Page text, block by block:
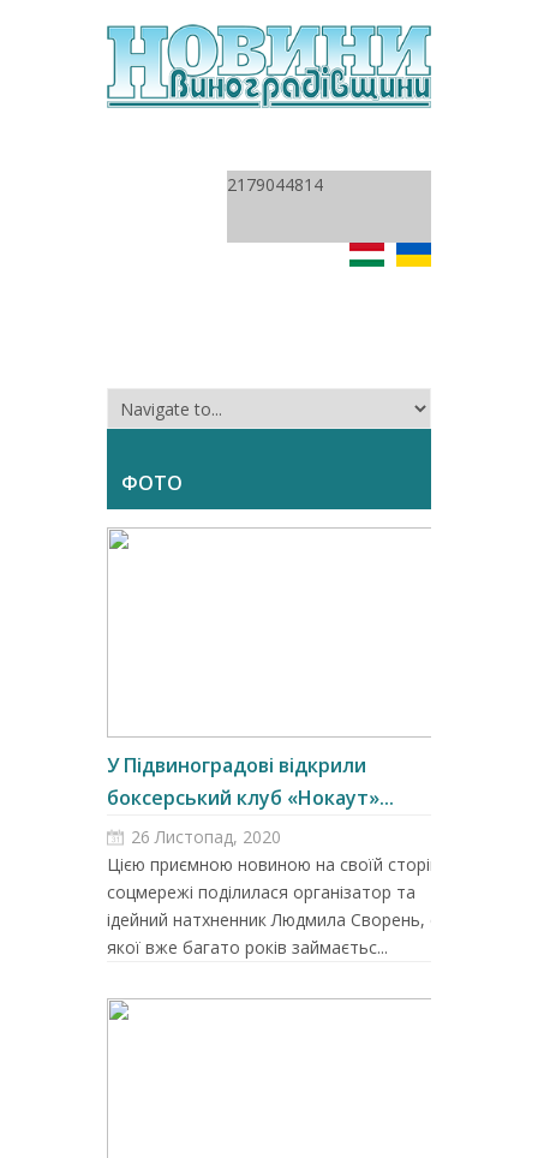
2179044814
ФОТО
У Підвиноградові відкрили
боксерський клуб «Нокаут»...
26 Листопад, 2020
Цією приємною новиною на своїй сторінці у
соцмережі поділилася організатор та
ідейний натхненник Людмила Сворень, син
якої вже багато років займаєтьс...